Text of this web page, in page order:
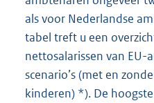
als voor Nederlandse
tabel treft u een
nettosalarissen van EU-
scenario’s (met en
kinderen) *). De